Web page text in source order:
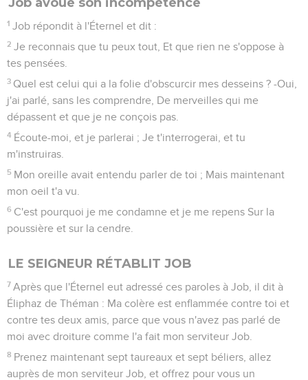
1 Job répondit à l'Éternel et dit :
2 Je reconnais que tu peux tout, Et que rien ne s'oppose à
tes pensées.
3 Quel est celui qui a la folie d'obscurcir mes desseins ? -Oui,
j'ai parlé, sans les comprendre, De merveilles qui me
dépassent et que je ne conçois pas.
4 Écoute-moi, et je parlerai ; Je t'interrogerai, et tu
m'instruiras.
5 Mon oreille avait entendu parler de toi ; Mais maintenant
mon oeil t'a vu.
6 C'est pourquoi je me condamne et je me repens Sur la
poussière et sur la cendre.
LE SEIGNEUR RÉTABLIT JOB
7 Après que l'Éternel eut adressé ces paroles à Job, il dit à
Éliphaz de Théman : Ma colère est enflammée contre toi et
contre tes deux amis, parce que vous n'avez pas parlé de
moi avec droiture comme l'a fait mon serviteur Job.
8 Prenez maintenant sept taureaux et sept béliers, allez
auprès de mon serviteur Job, et offrez pour vous un